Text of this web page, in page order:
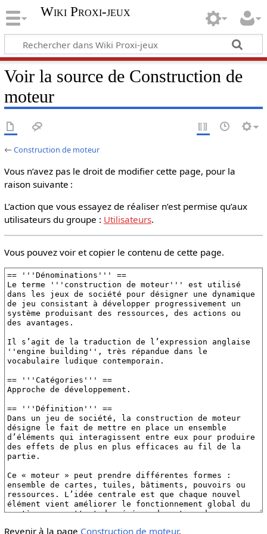
Wiki Proxi-jeux
Voir la source de Construction de
moteur
←Construction de moteur
Vous n’avez pas le droit de modifier cette page, pour la
raison suivante :
L’action que vous essayez de réaliser n’est permise qu’aux
utilisateurs du groupe : Utilisateurs.
Vous pouvez voir et copier le contenu de cette page.
Revenir à la page Construction de moteur.